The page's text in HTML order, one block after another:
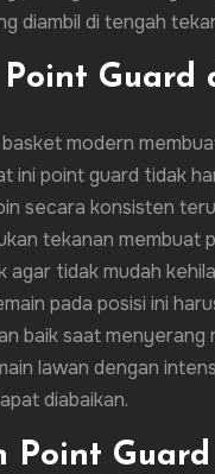
diambil di tengah
Point Guard
modern
ini point guard tidak
secara konsisten
tekanan membuat
agar tidak mudah
pada posisi ini
baik saat
lawan dengan
diabaikan.
Point